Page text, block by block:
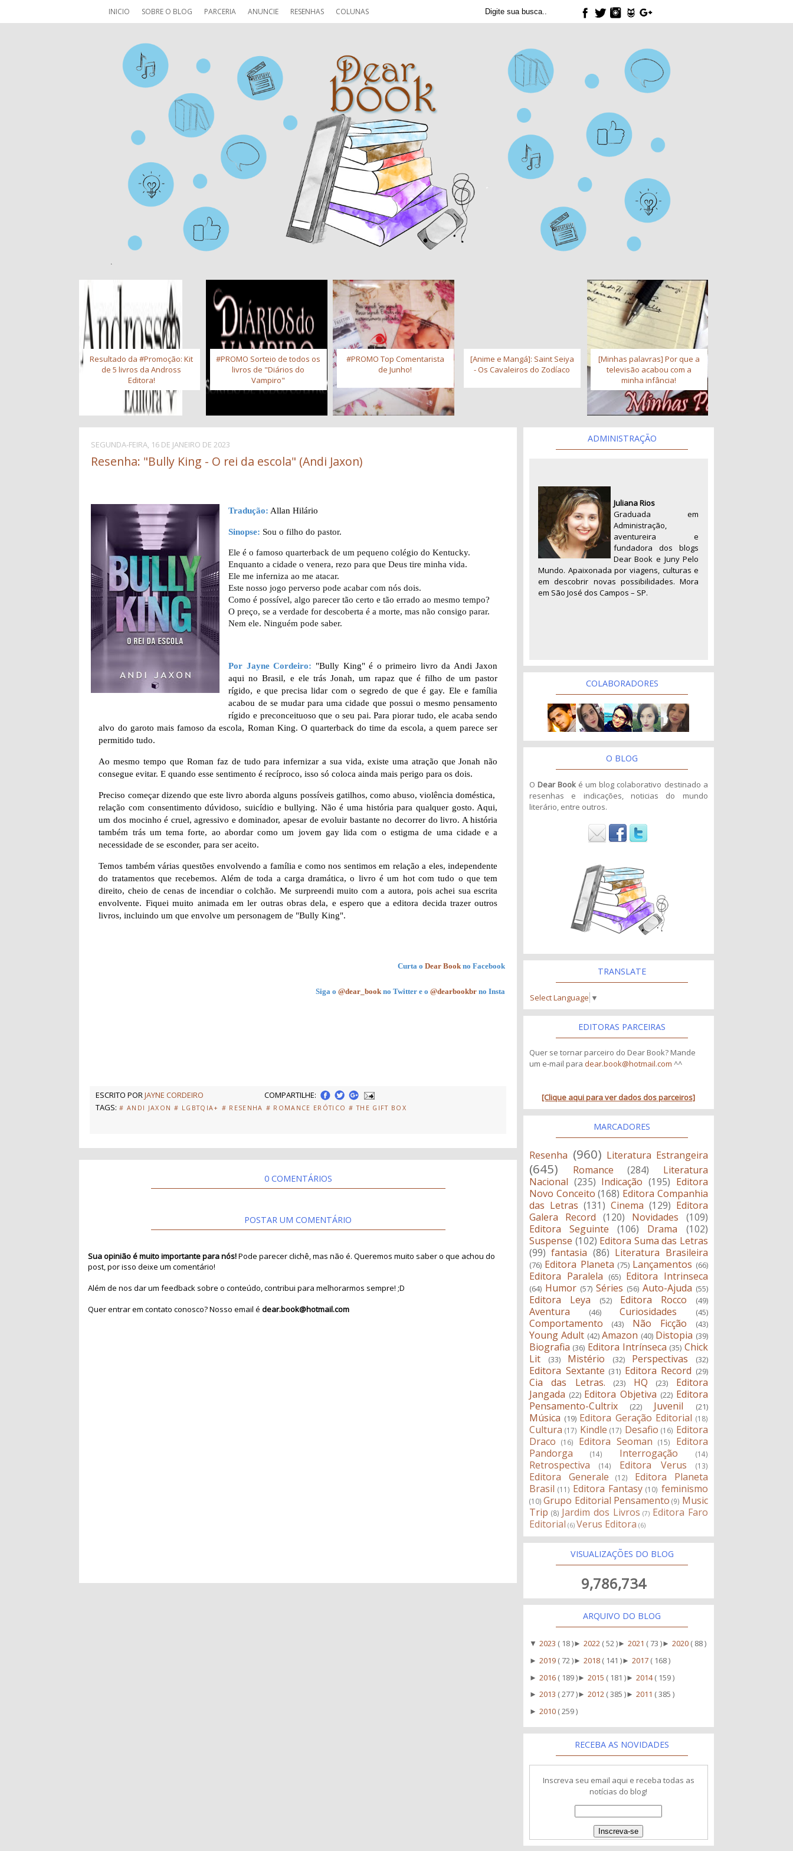
INICIO SOBRE O BLOG PARCERIA ANUNCIE RESENHAS COLUNAS
Resultado da #Promoção: Kit
de 5 livros da Andross
Editora!
#PROMO Sorteio de todos os
livros de "Diários do
Vampiro"
#PROMO Top Comentarista
de Junho!
[Anime e Mangá]: Saint Seiya
- Os Cavaleiros do Zodíaco
[Minhas palavras] Por que a
televisão acabou com a
minha infância!
SEGUNDA-FEIRA, 16 DE JANEIRO DE 2023
Resenha: "Bully King - O rei da escola" (Andi Jaxon)
Tradução: Allan Hilário
Sinopse: Sou o filho do pastor.
Ele é o famoso quarterback de um pequeno colégio do Kentucky.
Enquanto a cidade o venera, rezo para que Deus tire minha vida.
Ele me inferniza ao me atacar.
Este nosso jogo perverso pode acabar com nós dois.
Como é possível, algo parecer tão certo e tão errado ao mesmo tempo?
O preço, se a verdade for descoberta é a morte, mas não consigo parar.
Nem ele. Ninguém pode saber.
Por Jayne Cordeiro: "Bully King" é o primeiro livro da Andi Jaxon
aqui no Brasil, e ele trás Jonah, um rapaz que é filho de um pastor
rígido, e que precisa lidar com o segredo de que é gay. Ele e família
acabou de se mudar para uma cidade que possui o mesmo pensamento
rígido e preconceituoso que o seu pai. Para piorar tudo, ele acaba sendo
alvo do garoto mais famoso da escola, Roman King. O quarterback do time da escola, a quem parece ser
permitido tudo.
Ao mesmo tempo que Roman faz de tudo para infernizar a sua vida, existe uma atração que Jonah não
consegue evitar. E quando esse sentimento é recíproco, isso só coloca ainda mais perigo para os dois.
Preciso começar dizendo que este livro aborda alguns possíveis gatilhos, como abuso, violência doméstica,
relação com consentimento dúvidoso, suicídio e bullying. Não é uma história para qualquer gosto. Aqui,
um dos mocinho é cruel, agressivo e dominador, apesar de evoluir bastante no decorrer do livro. A história
também trás um tema forte, ao abordar como um jovem gay lida com o estigma de uma cidade e a
necessidade de se esconder, para ser aceito.
Temos também várias questões envolvendo a família e como nos sentimos em relação a eles, independente
do tratamentos que recebemos. Além de toda a carga dramática, o livro é um hot com tudo o que tem
direito, cheio de cenas de incendiar o colchão. Me surpreendi muito com a autora, pois achei sua escrita
envolvente. Fiquei muito animada em ler outras obras dela, e espero que a editora decida trazer outros
livros, incluindo um que envolve um personagem de "Bully King".
Curta oDear Book no Facebook
Siga o@dear_book no Twitter e o@dearbookbr no Insta
ESCRITO PORJAYNE CORDEIRO
COMPARTILHE:
TAGS: # ANDI JAXON # LGBTQIA+ # RESENHA # ROMANCE ERÓTICO # THE GIFT BOX
0 COMENTÁRIOS
POSTAR UM COMENTÁRIO
Sua opinião é muito importante para nós!Pode parecer clichê, mas não é. Queremos muito saber o que achou do
post, por isso deixe um comentário!
Além de nos dar um feedback sobre o conteúdo, contribui para melhorarmos sempre! ;D
Quer entrar em contato conosco? Nosso email édear.book@hotmail.com
ADMINISTRAÇÃO
Juliana Rios
Graduada em
Administração,
aventureira e
fundadora dos blogs
Dear Book e Juny Pelo
Mundo. Apaixonada por viagens, culturas e
em descobrir novas possibilidades. Mora
em São José dos Campos – SP.
COLABORADORES
O BLOG
O Dear Book é um blog colaborativo destinado a
resenhas e indicações, noticias do mundo
literário, entre outros.
TRANSLATE
Select Language ▼
EDITORAS PARCEIRAS
Quer se tornar parceiro do Dear Book? Mande
um e-mail para dear.book@hotmail.com ^^
[Clique aqui para ver dados dos parceiros]
MARCADORES
Resenha (960) Literatura Estrangeira
(645) Romance (284)
Literatura
Nacional (235) Indicação (195) Editora
Novo Conceito (168) Editora Companhia
das Letras (131) Cinema (129) Editora
Galera Record
(120) Novidades
(109)
Editora Seguinte
(106) Drama
(102)
Suspense (102) Editora Suma das Letras
(99) fantasia (86) Literatura Brasileira
(76) Editora Planeta (75) Lançamentos (66)
Editora Paralela (65) Editora Intrinseca
(64) Humor (57) Séries (56) Auto-Ajuda (55)
Editora Leya (52) Editora Rocco (49)
Aventura (46) Curiosidades (45)
Comportamento (43) Não Ficção (43)
Young Adult (42) Amazon (40) Distopia (39)
Biografia (36) Editora Intrínseca (35) Chick
Lit
(33) Mistério (32) Perspectivas (32)
Editora Sextante (31) Editora Record (29)
Cia das Letras. (23) HQ (23)
Editora
Jangada (22) Editora Objetiva (22) Editora
Pensamento-Cultrix
(22) Juvenil (21)
Música (19) Editora Geração Editorial (18)
Cultura (17) Kindle (17) Desafio (16) Editora
Draco
(16) Editora Seoman (15)
Editora
Pandorga
(14) Interrogação (14)
Retrospectiva (14) Editora Verus (13)
Editora Generale (12)
Editora Planeta
Brasil (11) Editora Fantasy (10) feminismo
(10) Grupo Editorial Pensamento (9) Music
Trip (8) Jardim dos Livros (7) Editora Faro
Editorial (6) Verus Editora (6)
VISUALIZAÇÕES DO BLOG
9,786,734
ARQUIVO DO BLOG
▼2023 ( 18 )►2022 ( 52 )►2021 ( 73 )►2020 ( 88 )
►2019 ( 72 )►2018 ( 141 )►2017 ( 168 )
►2016 ( 189 )►2015 ( 181 )►2014( 159 )
►2013 ( 277 )►2012 ( 385 )►2011 ( 385 )
►2010 ( 259 )
RECEBA AS NOVIDADES
Inscreva seu email aqui e receba todas as
notícias do blog!